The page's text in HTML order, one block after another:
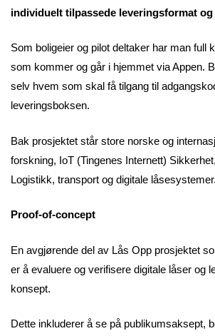
individuelt tilpassede leveringsformat
Som boligeier og pilot deltaker har man full
som kommer og går i hjemmet via Appen.
selv hvem som skal få tilgang til
leveringsboksen.
Bak prosjektet står store norske og
forskning, IoT (Tingenes Internett)
Logistikk, transport og digitale låsesystemer.
Proof-of-concept
En avgjørende del av Lås Opp prosjektet
er å evaluere og verifisere digitale låser og
konsept.
Dette inkluderer å se på publikumsaksept,